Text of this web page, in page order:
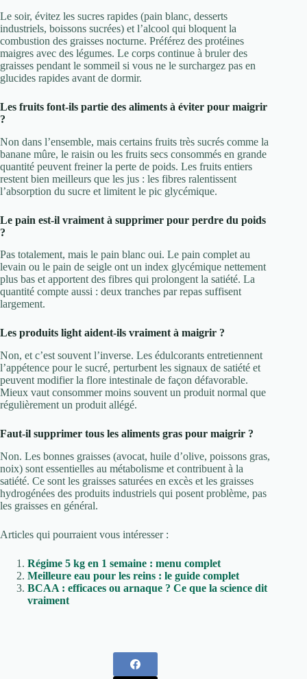
Le soir, évitez les sucres rapides (pain blanc, desserts
industriels, boissons sucrées) et l’alcool qui bloquent la
combustion des graisses nocturne. Préférez des protéines
maigres avec des légumes. Le corps continue à bruler des
graisses pendant le sommeil si vous ne le surchargez pas en
glucides rapides avant de dormir.
Les fruits font-ils partie des aliments à éviter pour maigrir
?
Non dans l’ensemble, mais certains fruits très sucrés comme la
banane mûre, le raisin ou les fruits secs consommés en grande
quantité peuvent freiner la perte de poids. Les fruits entiers
restent bien meilleurs que les jus : les fibres ralentissent
l’absorption du sucre et limitent le pic glycémique.
Le pain est-il vraiment à supprimer pour perdre du poids
?
Pas totalement, mais le pain blanc oui. Le pain complet au
levain ou le pain de seigle ont un index glycémique nettement
plus bas et apportent des fibres qui prolongent la satiété. La
quantité compte aussi : deux tranches par repas suffisent
largement.
Les produits light aident-ils vraiment à maigrir ?
Non, et c’est souvent l’inverse. Les édulcorants entretiennent
l’appétence pour le sucré, perturbent les signaux de satiété et
peuvent modifier la flore intestinale de façon défavorable.
Mieux vaut consommer moins souvent un produit normal que
régulièrement un produit allégé.
Faut-il supprimer tous les aliments gras pour maigrir ?
Non. Les bonnes graisses (avocat, huile d’olive, poissons gras,
noix) sont essentielles au métabolisme et contribuent à la
satiété. Ce sont les graisses saturées en excès et les graisses
hydrogénées des produits industriels qui posent problème, pas
les graisses en général.
Articles qui pourraient vous intéresser :
Régime 5 kg en 1 semaine : menu complet
Meilleure eau pour les reins : le guide complet
BCAA : efficaces ou arnaque ? Ce que la science dit
vraiment